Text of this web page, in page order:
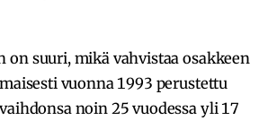
on suuri, mikä vahvistaa osakkeen
vuonna 1993 perustettu
noin 25 vuodessa yli 17